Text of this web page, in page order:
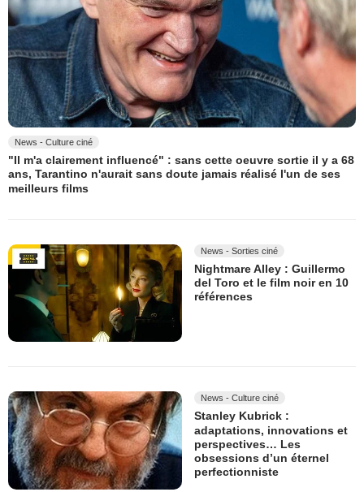
News - Culture ciné
"Il m'a clairement influencé" : sans cette oeuvre sortie il y a 68
ans, Tarantino n'aurait sans doute jamais réalisé l'un de ses
meilleurs films
News - Sorties ciné
Nightmare Alley : Guillermo
del Toro et le film noir en 10
références
News - Culture ciné
Stanley Kubrick :
adaptations, innovations et
perspectives… Les
obsessions d’un éternel
perfectionniste